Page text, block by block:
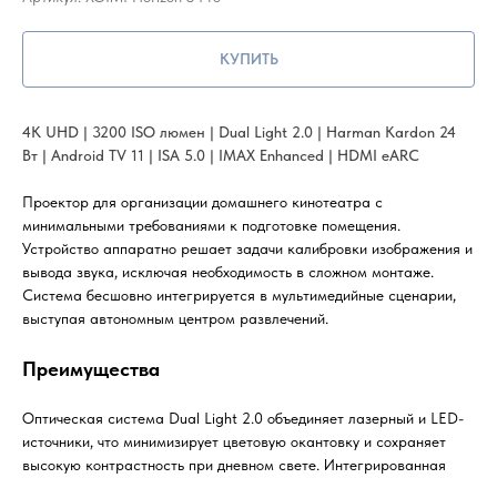
КУПИТЬ
4K UHD | 3200 ISO люмен | Dual Light 2.0 | Harman Kardon 24
Вт | Android TV 11 | ISA 5.0 | IMAX Enhanced | HDMI eARC
Проектор для организации домашнего кинотеатра с
минимальными требованиями к подготовке помещения.
Устройство аппаратно решает задачи калибровки изображения и
вывода звука, исключая необходимость в сложном монтаже.
Система бесшовно интегрируется в мультимедийные сценарии,
выступая автономным центром развлечений.
Преимущества
Оптическая система Dual Light 2.0 объединяет лазерный и LED-
источники, что минимизирует цветовую окантовку и сохраняет
высокую контрастность при дневном свете. Интегрированная